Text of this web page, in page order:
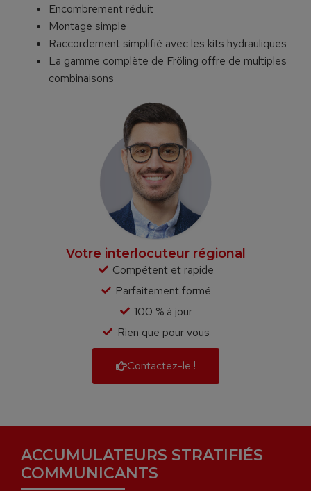
Encombrement réduit
Montage simple
Raccordement simplifié avec les kits hydrauliques
La gamme complète de Fröling offre de multiples
combinaisons
Votre interlocuteur régional
Compétent et rapide
Parfaitement formé
100 % à jour
Rien que pour vous
Contactez-le !
ACCUMULATEURS STRATIFIÉS
COMMUNICANTS